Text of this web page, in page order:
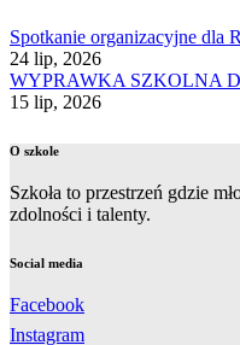
Spotkanie organizacyjne dla
24 lip, 2026
WYPRAWKA SZKOLNA
15 lip, 2026
O szkole
Szkoła to przestrzeń gdzie
zdolności i talenty.
Social media
Facebook
Instagram